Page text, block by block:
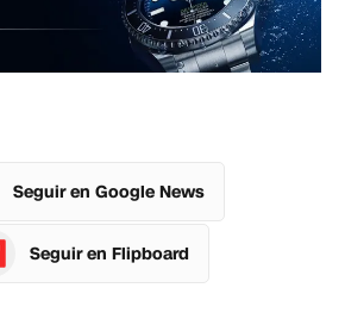
Seguir en Google News
Seguir en Flipboard